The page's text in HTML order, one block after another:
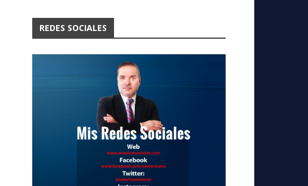
REDES SOCIALES